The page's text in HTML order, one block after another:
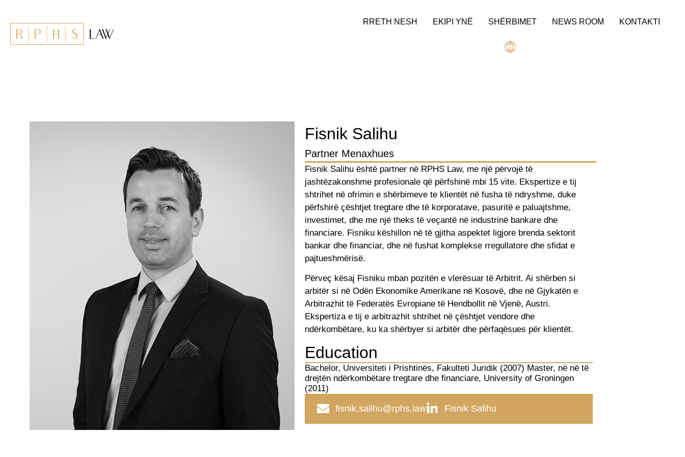
RRETH NESH EKIPI YNË SHËRBIMET NEWS ROOM KONTAKTI
Fisnik Salihu
Partner Menaxhues
Fisnik Salihu është partner në RPHS Law, me një përvojë të
jashtëzakonshme profesionale që përfshinë mbi 15 vite. Ekspertize e tij
shtrihet në ofrimin e shërbimeve te klientët në fusha të ndryshme, duke
përfshirë çështjet tregtare dhe të korporatave, pasuritë e paluajtshme,
investimet, dhe me një theks të veçantë në industrinë bankare dhe
financiare. Fisniku këshillon në të gjitha aspektet ligjore brenda sektorit
bankar dhe financiar, dhe në fushat komplekse rregullatore dhe sfidat e
pajtueshmërisë.
Përveç kësaj Fisniku mban pozitën e vlerësuar të Arbitrit. Ai shërben si
arbitër si në Odën Ekonomike Amerikane në Kosovë, dhe në Gjykatën e
Arbitrazhit të Federatës Evropiane të Hendbollit në Vjenë, Austri.
Ekspertiza e tij e arbitrazhit shtrihet në çështjet vendore dhe
ndërkombëtare, ku ka shërbyer si arbitër dhe përfaqësues për klientët.
Education
Bachelor, Universiteti i Prishtinës, Fakulteti Juridik (2007) Master, në në të
drejtën ndërkombëtare tregtare dhe financiare, University of Groningen
(2011)
fisnik.salihu@rphs.law Fisnik Salihu